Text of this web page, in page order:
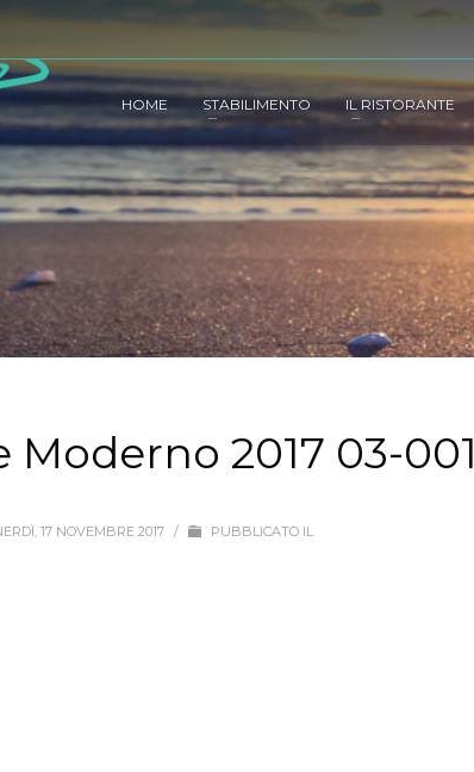
HOME STABILIMENTO IL RISTORANTE
Moderno 2017 03-001
17 NOVEMBRE 2017 / PUBBLICATO IL